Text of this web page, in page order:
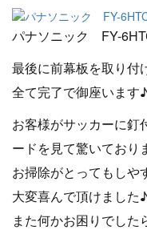
パナソニック FY-
最後に前幕板を取り付
全て完了で御座います♪
お客様がサッカーに釘
ードを見て驚いており
お掃除がとってもしや
大変喜んで頂けました♪
また何かお困りでした